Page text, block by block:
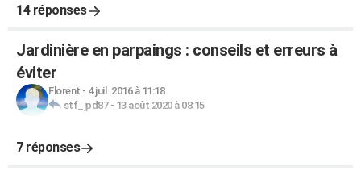
14 réponses
Jardinière en parpaings : conseils et erreurs à
éviter
Florent - 4 juil. 2016 à 11:18
stf_jpd87- 13 août 2020 à 08:15
7 réponses